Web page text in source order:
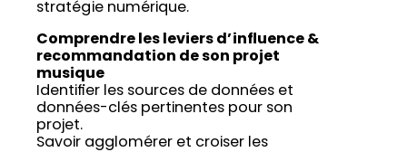
stratégie numérique.
Comprendre les leviers d’influence &
recommandation de son projet
musique
Identifier les sources de données et
données-clés pertinentes pour son
projet.
Savoir agglomérer et croiser les